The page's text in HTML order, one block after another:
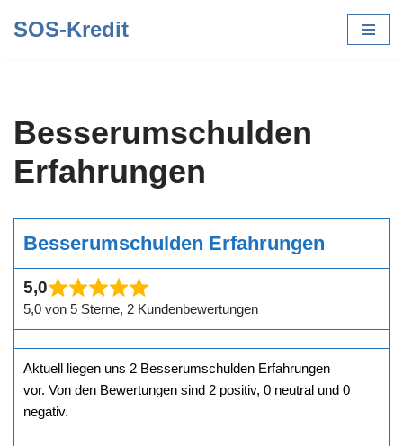
SOS-Kredit
Besserumschulden
Erfahrungen
Besserumschulden Erfahrungen
5,0
5,0 von 5 Sterne, 2 Kundenbewertungen
Aktuell liegen uns 2 Besserumschulden Erfahrungen
vor. Von den Bewertungen sind 2 positiv, 0 neutral und 0
negativ.